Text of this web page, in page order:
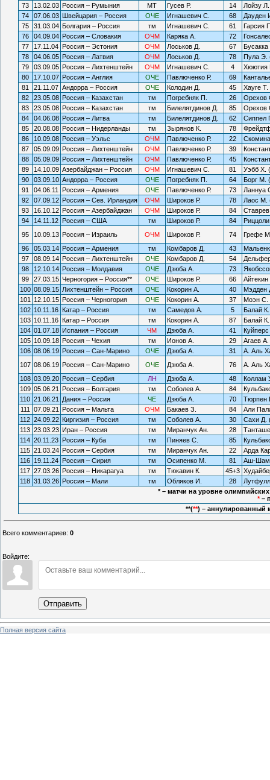
73
13.02.03 Россия – Румыния МТ Гусев Р. 14
Лойзу
74
07.06.03 Швейцария – Россия ОЧЕ Игнашевич С. 68
Дауден
75
31.03.04 Болгария – Россия тм Игнашевич С. 61
Гарсия
76
04.09.04 Россия – Словакия ОЧМ Каряка А. 72
77
17.11.04 Россия – Эстония ОЧМ Лоськов Д. 67
78
04.06.05 Россия – Латвия ОЧМ Лоськов Д. 78
Пула Э.
79
03.09.05 Россия – Лихтенштейн ОЧМ Игнашевич С. 4
Хюютия
80
17.10.07 Россия – Англия ОЧЕ Павлюченко Р. 69
81
21.11.07 Андорра – Россия ОЧЕ Колодин Д. 45
Хауге
82
23.05.08 Россия – Казахстан тм Погребняк П. 26
Орехов
83
23.05.08 Россия – Казахстан тм Билелятдинов Д. 85
Орехов
84
04.06.08 Россия – Литва тм Билелятдинов Д. 62
Сиппел
85
20.08.08 Россия – Нидерланды тм Зырянов К. 78
86
10.09.08 Россия – Уэльс ОЧМ Павлюченко Р. 22
87
05.09.09 Россия – Лихтенштейн ОЧМ Павлюченко Р. 39
88
05.09.09 Россия – Лихтенштейн ОЧМ Павлюченко Р. 45
89
14.10.09 Азербайджан – Россия ОЧМ Игнашевич С. 81
Уэбб Х.
90
03.09.10 Андорра – Россия ОЧЕ Погребняк П. 64
Борг М.
91
04.06.11 Россия – Армения ОЧЕ Павлюченко Р. 73
Ланнуа
92
07.09.12 Россия – Сев. Ирландия ОЧМ Широков Р. 78
Лаос М.
93
16.10.12 Россия – Азербайджан ОЧМ Широков Р. 84
94
14.11.12 Россия – США тм Широков Р. 84
95
10.09.13 Россия – Израиль ОЧМ Широков Р. 74
Грефе
96
05.03.14 Россия – Армения тм Комбаров Д. 43
97
08.09.14 Россия – Лихтенштейн ОЧЕ Комбаров Д. 54
98
12.10.14 Россия – Молдавия ОЧЕ Дзюба А. 73
99
27.03.15 Черногория – Россия** ОЧЕ Широков Р. 66
100 08.09.15 Лихтенштейн – Россия ОЧЕ Кокорин А. 40
Мэдден
101
12.10.15 Россия – Черногория ОЧЕ Кокорин А. 37
Моэн С.
102 10.11.16 Катар – Россия тм Самедов А. 5
Балай
103 10.11.16 Катар – Россия тм Кокорин А. 87
Балай
104 01.07.18 Испания – Россия ЧМ Дзюба А. 41
105 10.09.18 Россия – Чехия тм Ионов А. 29
Агаев
106 08.06.19 Россия – Сан-Марино ОЧЕ Дзюба А. 31
А. Аль
107 08.06.19 Россия – Сан-Марино ОЧЕ Дзюба А. 76
А. Аль
108 03.09.20 Россия – Сербия ЛН Дзюба А. 48
Коллам
109 05.06.21 Россия – Болгария тм Соболев А. 84
110 21.06.21 Дания – Россия ЧЕ Дзюба А. 70
Тюрпен
111
07.09.21 Россия – Мальта ОЧМ Бакаев З. 84
Али
112 24.09.22 Киргизия – Россия тм Соболев А. 30
Сахи Д.
113 23.03.23 Иран – Россия тм Миранчук Ан. 28
114 20.11.23 Россия – Куба тм Пиняев С. 85
115 21.03.24 Россия – Сербия тм Миранчук Ан. 22
Арда
116 19.11.24 Россия – Сирия тм Осипенко М. 81
Аш-
117 27.03.26 Россия – Никарагуа тм Тюкавин К. 45+3
118 31.03.26 Россия – Мали тм Обляков И. 28
* – матчи на уровне
*–
**(**) – аннулированный
Всего комментариев: 0
Войдите:
Отправить
Полная версия сайта